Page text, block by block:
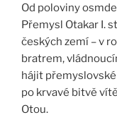
Od poloviny
Přemysl Otakar I.
českých zemí – v
bratrem,
hájit přemyslovské
po krvavé bitvě
Otou.